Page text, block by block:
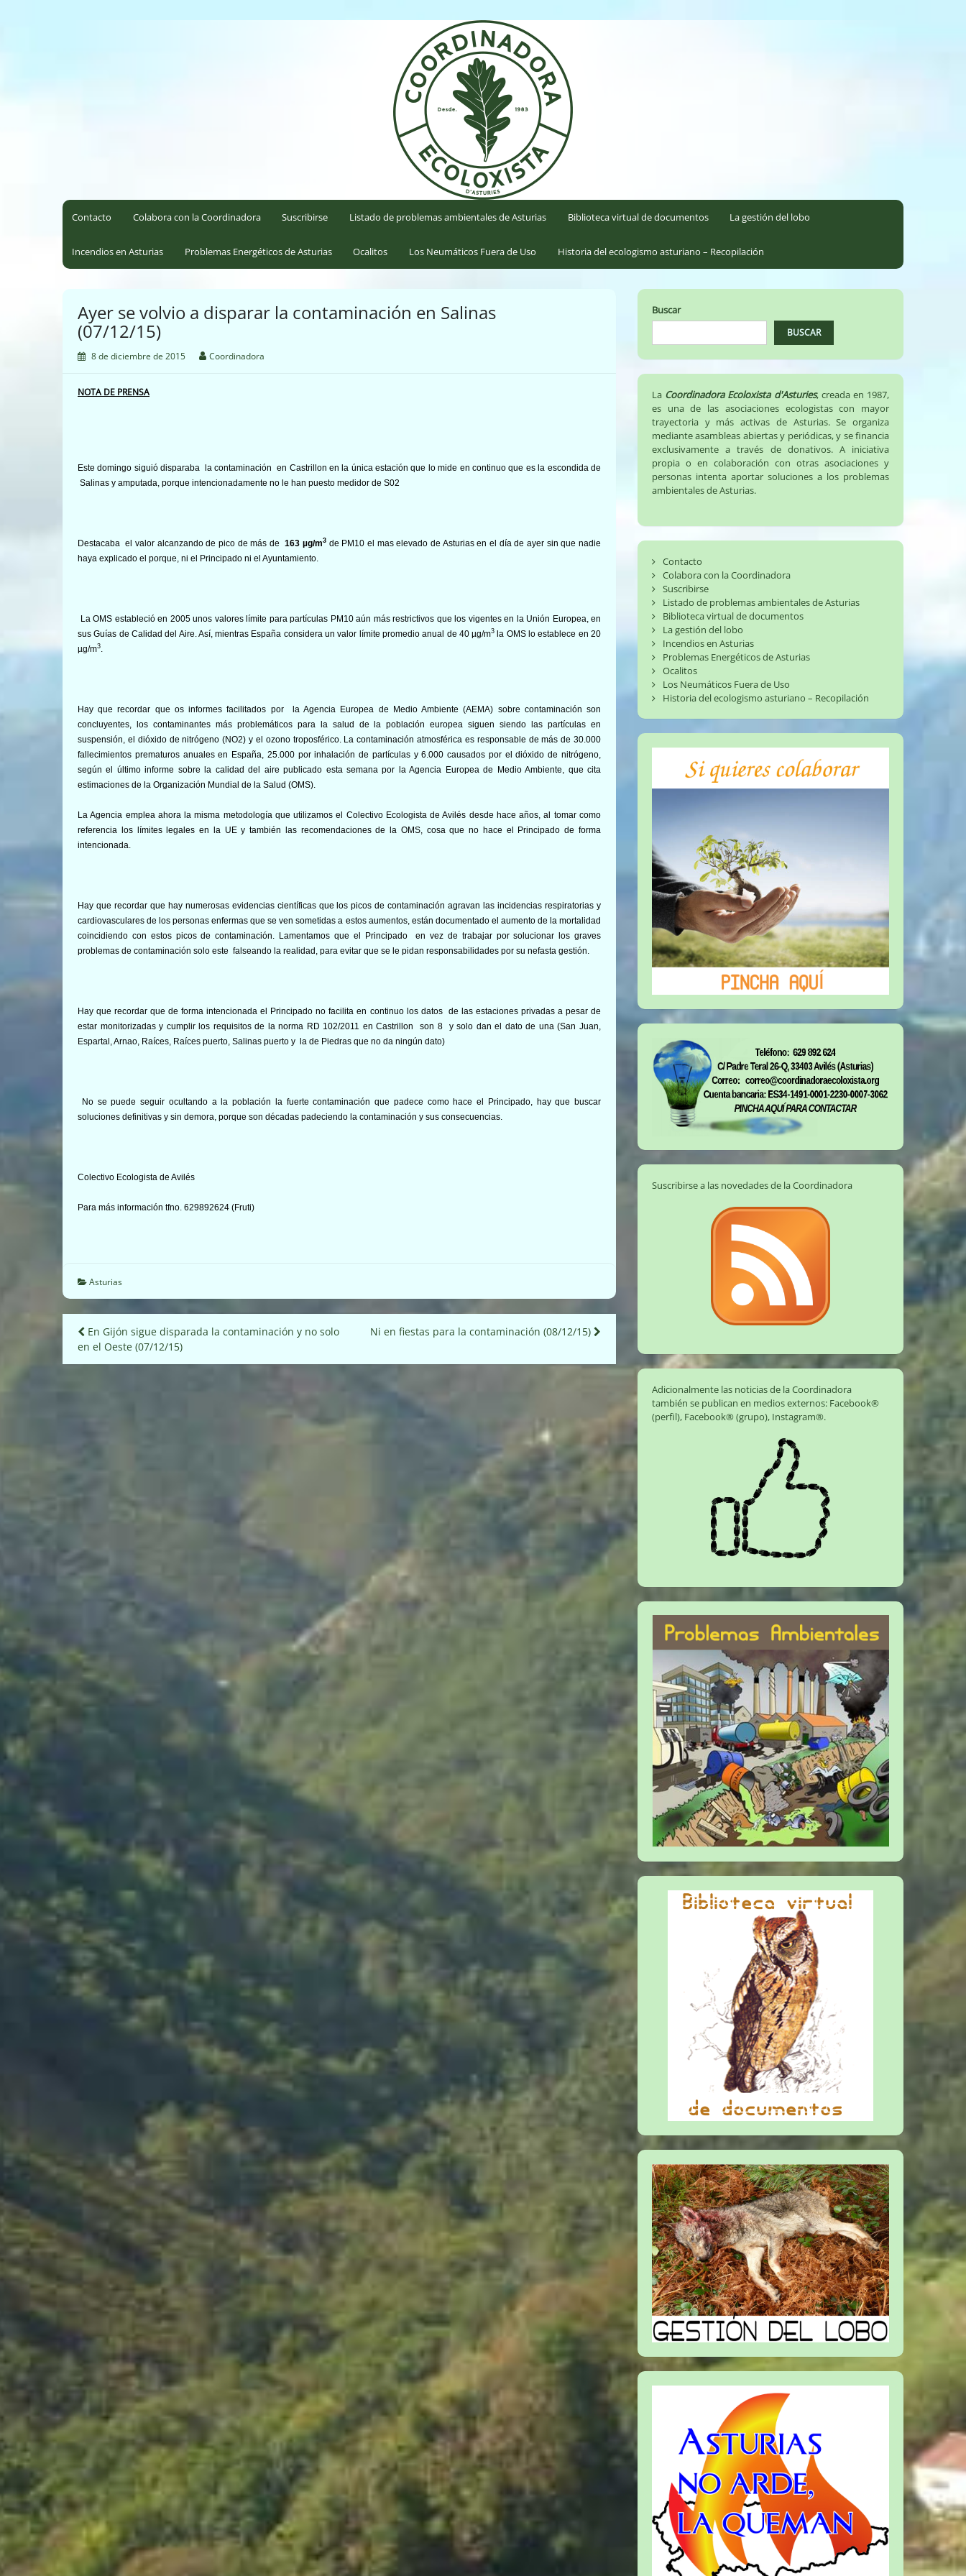
Contacto Colabora con la Coordinadora Suscribirse Listado de problemas ambientales de Asturias Biblioteca virtual de documentos La gestión del lobo
Incendios en Asturias Problemas Energéticos de Asturias Ocalitos Los Neumáticos Fuera de Uso Historia del ecologismo asturiano – Recopilación
Ayer se volvio a disparar la contaminación en Salinas
(07/12/15)
8 de diciembre de 2015 Coordinadora
NOTA DE PRENSA
Este domingo siguió disparaba la contaminación en Castrillon en la única estación que lo mide en continuo que es la escondida de
Salinas y amputada, porque intencionadamente no le han puesto medidor de S02
Destacaba el valor alcanzando de pico de más de 163 µg/m3 de PM10 el mas elevado de Asturias en el día de ayer sin que nadie
haya explicado el porque, ni el Principado ni el Ayuntamiento.
La OMS estableció en 2005 unos valores límite para partículas PM10 aún más restrictivos que los vigentes en la Unión Europea, en
sus Guías de Calidad del Aire. Así, mientras España considera un valor límite promedio anual de 40 µg/m3 la OMS lo establece en 20
µg/m3.
Hay que recordar que os informes facilitados por la Agencia Europea de Medio Ambiente (AEMA) sobre contaminación son
concluyentes, los contaminantes más problemáticos para la salud de la población europea siguen siendo las partículas en
suspensión, el dióxido de nitrógeno (NO2) y el ozono troposférico. La contaminación atmosférica es responsable de más de 30.000
fallecimientos prematuros anuales en España, 25.000 por inhalación de partículas y 6.000 causados por el dióxido de nitrógeno,
según el último informe sobre la calidad del aire publicado esta semana por la Agencia Europea de Medio Ambiente, que cita
estimaciones de la Organización Mundial de la Salud (OMS).
La Agencia emplea ahora la misma metodología que utilizamos el Colectivo Ecologista de Avilés desde hace años, al tomar como
referencia los límites legales en la UE y también las recomendaciones de la OMS, cosa que no hace el Principado de forma
intencionada.
Hay que recordar que hay numerosas evidencias científicas que los picos de contaminación agravan las incidencias respiratorias y
cardiovasculares de los personas enfermas que se ven sometidas a estos aumentos, están documentado el aumento de la mortalidad
coincidiendo con estos picos de contaminación. Lamentamos que el Principado en vez de trabajar por solucionar los graves
problemas de contaminación solo este falseando la realidad, para evitar que se le pidan responsabilidades por su nefasta gestión.
Hay que recordar que de forma intencionada el Principado no facilita en continuo los datos de las estaciones privadas a pesar de
estar monitorizadas y cumplir los requisitos de la norma RD 102/2011 en Castrillon son 8 y solo dan el dato de una (San Juan,
Espartal, Arnao, Raíces, Raíces puerto, Salinas puerto y la de Piedras que no da ningún dato)
No se puede seguir ocultando a la población la fuerte contaminación que padece como hace el Principado, hay que buscar
soluciones definitivas y sin demora, porque son décadas padeciendo la contaminación y sus consecuencias.
Colectivo Ecologista de Avilés
Para más información tfno. 629892624 (Fruti)
Asturias
Navegación
de
En Gijón sigue disparada la contaminación y no solo
en el Oeste (07/12/15)
Ni en fiestas para la contaminación (08/12/15)
Buscar
BUSCAR
La Coordinadora Ecoloxista d'Asturies, creada en 1987,
es una de las asociaciones ecologistas con mayor
trayectoria y más activas de Asturias. Se organiza
mediante asambleas abiertas y periódicas, y se financia
exclusivamente a través de donativos. A iniciativa
propia o en colaboración con otras asociaciones y
personas intenta aportar soluciones a los problemas
ambientales de Asturias.
Contacto
Colabora con la Coordinadora
Suscribirse
Listado de problemas ambientales de Asturias
Biblioteca virtual de documentos
La gestión del lobo
Incendios en Asturias
Problemas Energéticos de Asturias
Ocalitos
Los Neumáticos Fuera de Uso
Historia del ecologismo asturiano – Recopilación
Suscribirse a las novedades de la Coordinadora
Adicionalmente las noticias de la Coordinadora
también se publican en medios externos: Facebook®
(perfil), Facebook® (grupo), Instagram®.